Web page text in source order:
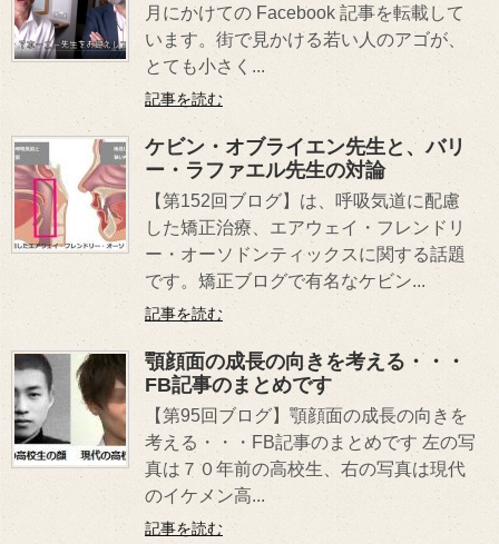
月にかけての Facebook 記事を転載して
います。街で見かける若い人のアゴが、
とても小さく...
記事を読む
ケビン・オブライエン先生と、バリ
ー・ラファエル先生の対論
【第152回ブログ】は、呼吸気道に配慮
した矯正治療、エアウェイ・フレンドリ
ー・オーソドンティックスに関する話題
です。矯正ブログで有名なケビン...
記事を読む
顎顔面の成長の向きを考える・・・
FB記事のまとめです
【第95回ブログ】顎顔面の成長の向きを
考える・・・FB記事のまとめです 左の写
真は７０年前の高校生、右の写真は現代
のイケメン高...
記事を読む